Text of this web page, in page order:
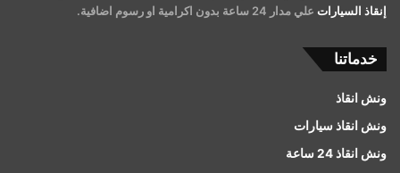
إنقاذ السيارات علي مدار 24 ساعة بدون اكرامية او رسوم اضافية.
خدماتنا
ونش انقاذ
ونش انقاذ سيارات
ونش انقاذ 24 ساعة